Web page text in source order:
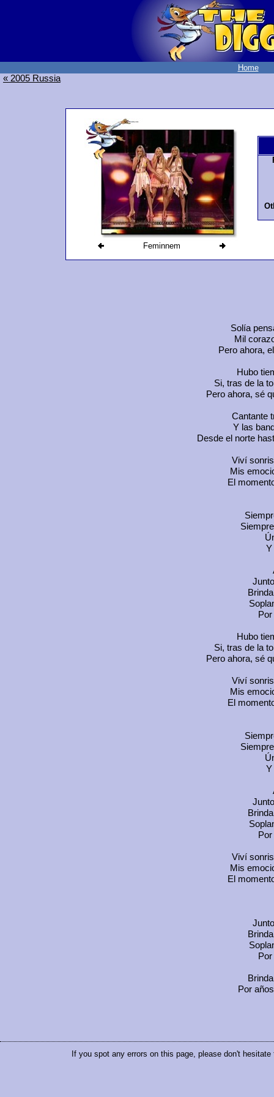
Home
« 2005 Russia
Feminnem
Solía
Mil
Pero ahora,
Hubo
Si, tras de la
Pero ahora, sé
Cantante
Y las
Desde el norte
Viví
Mis
El
Y
Hubo
Si, tras de la
Pero ahora, sé
Viví
Mis
El
Y
Viví
Mis
El
Por
If you spot any errors on this page, please don't